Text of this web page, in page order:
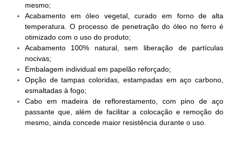
mesmo;
Acabamento em óleo vegetal, curado em forno de alta
temperatura. O processo de penetração do óleo no ferro é
otimizado com o uso do produto;
Acabamento 100% natural, sem liberação de partículas
nocivas;
Embalagem individual em papelão reforçado;
Opção de tampas coloridas, estampadas em aço carbono,
esmaltadas à fogo;
Cabo em madeira de reflorestamento, com pino de aço
passante que, além de facilitar a colocação e remoção do
mesmo, ainda concede maior resistência durante o uso.